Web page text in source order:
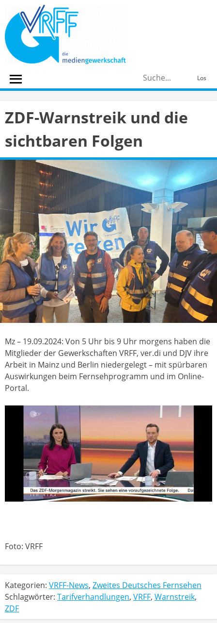
content
Los
ZDF-Warnstreik und die
sichtbaren Folgen
Mz – 19.09.2024: Von 5 Uhr bis 9 Uhr morgens haben die
Mitglieder der Gewerkschaften VRFF, ver.di und DJV ihre
Arbeit in Mainz und Berlin niedergelegt – mit spürbaren
Auswirkungen beim Fernsehprogramm und im Online-
Portal.
Foto: VRFF
Kategorien: VRFF-News, Zweites Deutsches Fernsehen
Schlagwörter: Tarifverhandlungen, VRFF, Warnstreik,
ZDF